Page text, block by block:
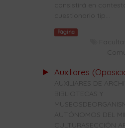
consistirá en
cuestionario tip...
Página
Auxiliares
AUXILIARES DE
BIBLIOTECAS Y
AUTÓNOMOS DEL
CULTURASECCIÓN